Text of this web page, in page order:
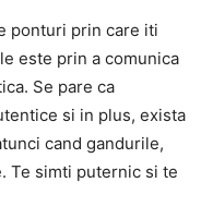
ponturi prin care iti
este prin a comunica
Se pare ca
si in plus, exista
cand gandurile,
Te simti puternic si te